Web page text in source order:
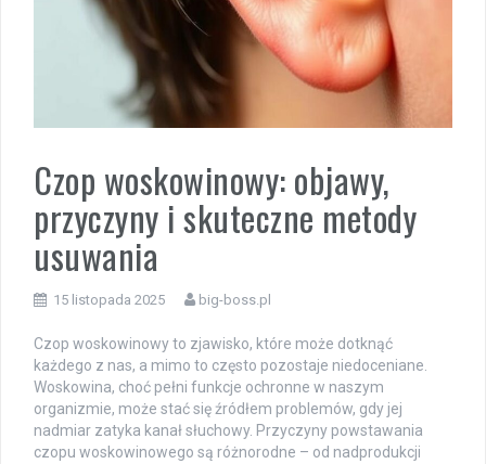
Czop woskowinowy: objawy,
przyczyny i skuteczne metody
usuwania
15 listopada 2025 big-boss.pl
Czop woskowinowy to zjawisko, które może dotknąć
każdego z nas, a mimo to często pozostaje niedoceniane.
Woskowina, choć pełni funkcje ochronne w naszym
organizmie, może stać się źródłem problemów, gdy jej
nadmiar zatyka kanał słuchowy. Przyczyny powstawania
czopu woskowinowego są różnorodne – od nadprodukcji